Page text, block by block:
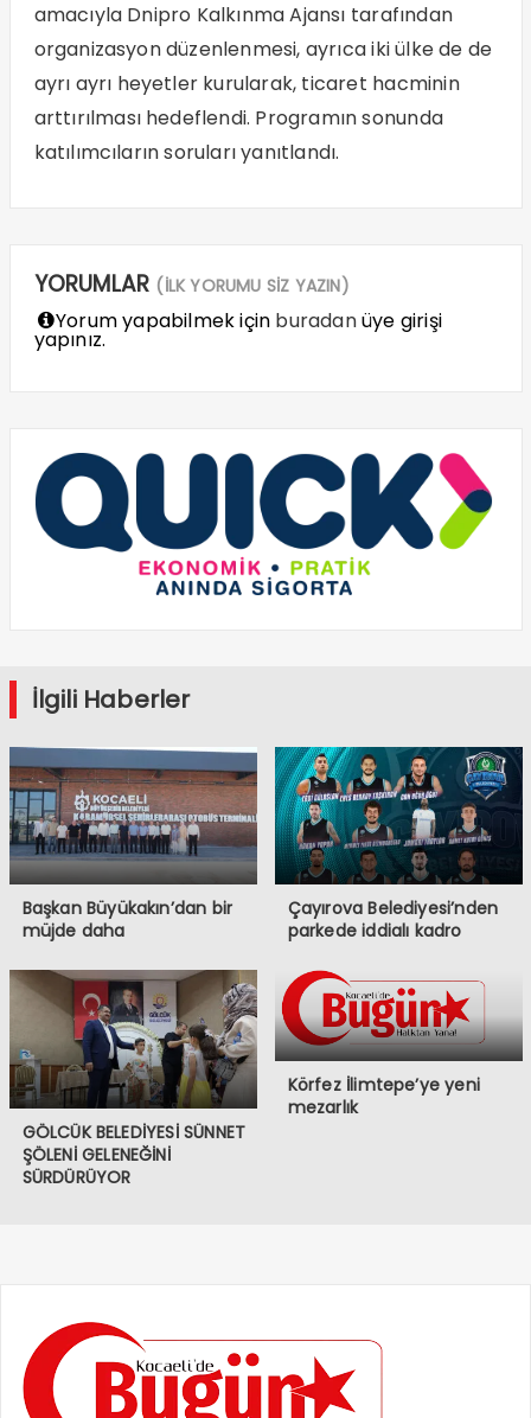
amacıyla Dnipro Kalkınma Ajansı tarafından
organizasyon düzenlenmesi, ayrıca iki ülke de de
ayrı ayrı heyetler kurularak, ticaret hacminin
arttırılması hedeflendi. Programın sonunda
katılımcıların soruları yanıtlandı.
YORUMLAR (İLK YORUMU SİZ YAZIN)
Yorum yapabilmek için buradanüye girişi
yapınız.
İlgili Haberler
Başkan Büyükakın’dan bir
müjde daha
Çayırova Belediyesi’nden
parkede iddialı kadro
GÖLCÜK BELEDİYESİ SÜNNET
ŞÖLENİ GELENEĞİNİ
SÜRDÜRÜYOR
Körfez İlimtepe’ye yeni
mezarlık